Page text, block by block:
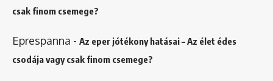
csak finom csemege?
Eprespanna - Az eper jótékony hatásai – Az élet édes
csodája vagy csak finom csemege?